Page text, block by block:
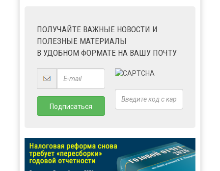
ПОЛУЧАЙТЕ ВАЖНЫЕ НОВОСТИ И
ПОЛЕЗНЫЕ МАТЕРИАЛЫ
В УДОБНОМ ФОРМАТЕ НА ВАШУ ПОЧТУ